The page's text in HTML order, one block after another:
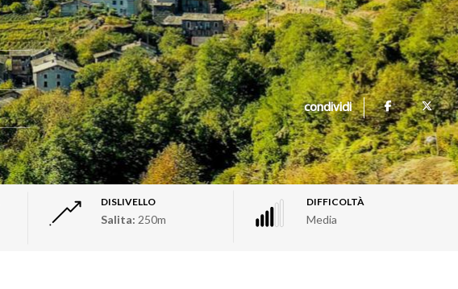
condividi
DISLIVELLO
Salita: 250m
DIFFICOLTÀ
Media